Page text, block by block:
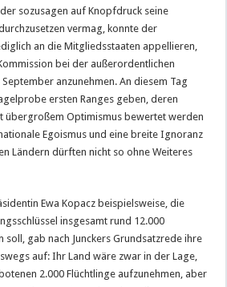
sozusagen auf Knopfdruck seine
vermag, konnte der
an die Mitgliedsstaaten appellieren,
bei der außerordentlichen
anzunehmen. An diesem Tag
ersten Ranges geben, deren
übergroßem Optimismus bewertet werden
Egoismus und eine breite Ignoranz
Ländern dürften nicht so ohne Weiteres
Ewa Kopacz beispielsweise, die
insgesamt rund 12.000
gab nach Junckers Grundsatzrede ihre
auf: Ihr Land wäre zwar in der Lage,
2.000 Flüchtlinge aufzunehmen, aber